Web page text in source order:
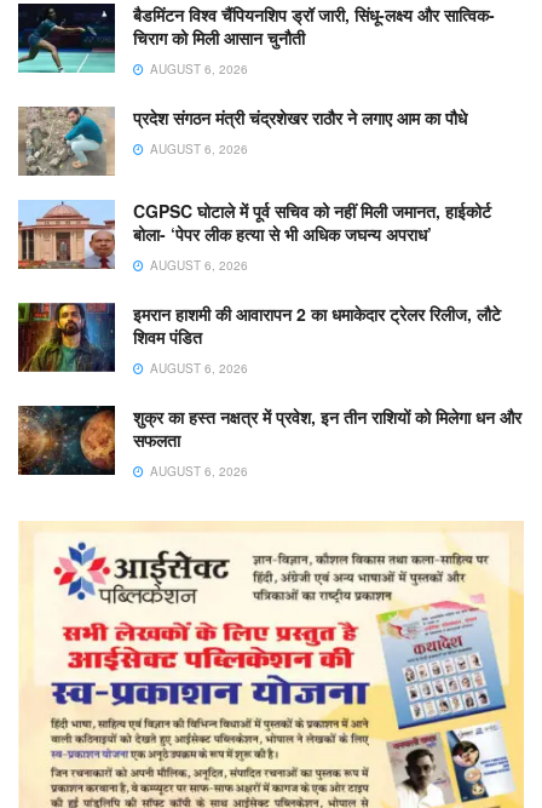
बैडमिंटन विश्व चैंपियनशिप ड्रॉ जारी, सिंधू-लक्ष्य और सात्विक-
चिराग को मिली आसान चुनौती
AUGUST 6, 2026
प्रदेश संगठन मंत्री चंद्रशेखर राठौर ने लगाए आम का पौधे
AUGUST 6, 2026
CGPSC घोटाले में पूर्व सचिव को नहीं मिली जमानत, हाईकोर्ट
बोला- ‘पेपर लीक हत्या से भी अधिक जघन्य अपराध’
AUGUST 6, 2026
इमरान हाशमी की आवारापन 2 का धमाकेदार ट्रेलर रिलीज, लौटे
शिवम पंडित
AUGUST 6, 2026
शुक्र का हस्त नक्षत्र में प्रवेश, इन तीन राशियों को मिलेगा धन और
सफलता
AUGUST 6, 2026